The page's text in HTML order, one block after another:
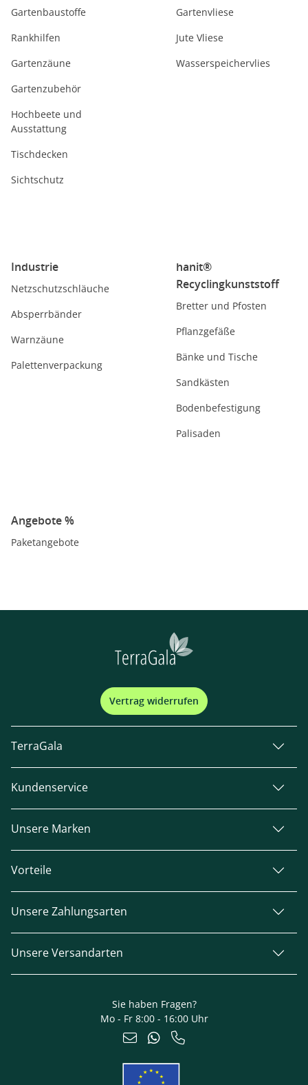
Gartenbaustoffe
Rankhilfen
Gartenzäune
Gartenzubehör
Hochbeete und
Ausstattung
Tischdecken
Sichtschutz
Gartenvliese
Jute Vliese
Wasserspeichervlies
Industrie
Netzschutzschläuche
Absperrbänder
Warnzäune
Palettenverpackung
hanit®
Recyclingkunststoff
Bretter und Pfosten
Pflanzgefäße
Bänke und Tische
Sandkästen
Bodenbefestigung
Palisaden
Angebote %
Paketangebote
Vertrag widerrufen
TerraGala
Kundenservice
Unsere Marken
Vorteile
Unsere Zahlungsarten
Unsere Versandarten
Sie haben Fragen?
Mo - Fr 8:00 - 16:00 Uhr